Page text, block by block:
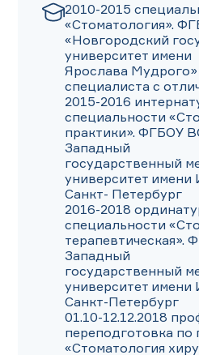
2010-2015
«Стоматология».
«Новгородский
университет имени
Ярослава
специалиста с
2015-2016
специальности
практики». ФГБОУ
Западный
государственный
университет имени
Санкт- Петербург
2016-2018
специальности
терапевтическая».
Западный
государственный
университет имени
Санкт-Петербург
01.10-12.12.2018
переподготовка по
«Стоматология